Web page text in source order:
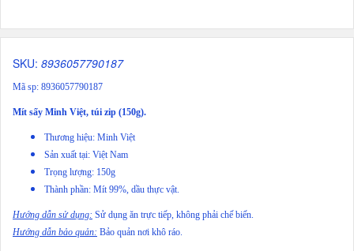
SKU: 8936057790187
Mã sp: 8936057790187
Mít sấy Minh Việt, túi zip (150g).
Thương hiệu: Minh Việt
Sản xuất tại: Việt Nam
Trọng lượng: 150g
Thành phần: Mít 99%, dầu thực vật.
Hướng dẫn sử dụng: Sử dụng ăn trực tiếp, không phải chế biến.
Hướng dẫn bảo quản: Bảo quản nơi khô ráo.